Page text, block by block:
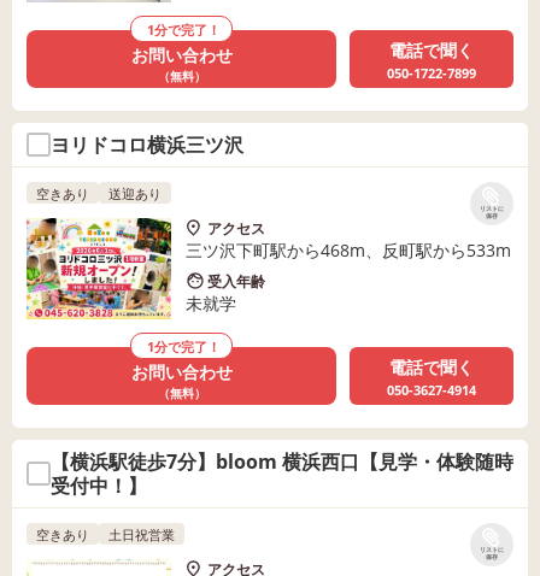
1分で完了！
お問い合わせ
（無料）
電話で聞く
050-1722-7899
ヨリドコロ横浜三ツ沢
リストに
保存
空きあり 送迎あり
アクセス
三ツ沢下町駅から468m、反町駅から533m
受入年齢
未就学
1分で完了！
お問い合わせ
（無料）
電話で聞く
050-3627-4914
【横浜駅徒歩7分】bloom 横浜西口【見学・体験随時
受付中！】
リストに
保存
空きあり 土日祝営業
アクセス